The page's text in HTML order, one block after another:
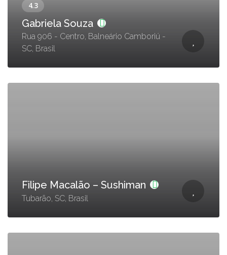
Gabriela Souza
Rua 906 - Centro, Balneário Camboriú -
SC, Brasil
Filipe Macalão – Sushiman
Tubarão, SC, Brasil